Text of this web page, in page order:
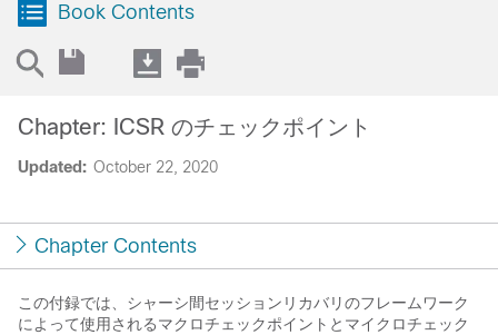
Book Contents
Updated: October 22, 2020
Chapter: ICSR のチェックポイント
Chapter Contents
この付録では、シャーシ間セッションリカバリのフレームワーク
によって使用されるマクロチェックポイントとマイクロチェック